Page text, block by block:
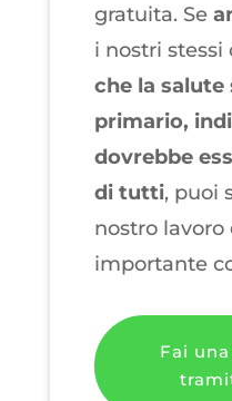
gratuita. Se
i nostri
che la salute
primario,
dovrebbe
di tutti, puoi
nostro lavoro
importante
Fai